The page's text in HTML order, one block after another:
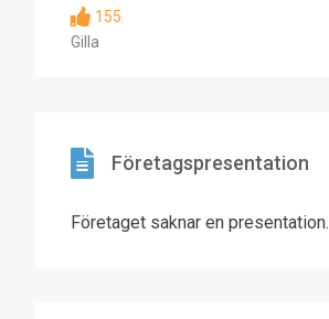
155
Gilla
Företagspresentation
Företaget saknar en presentation.